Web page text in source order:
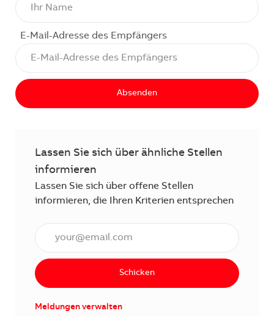
E-Mail-Adresse des Empfängers
Absenden
Lassen Sie sich über ähnliche Stellen
informieren
Lassen Sie sich über offene Stellen
informieren, die Ihren Kriterien entsprechen
Schicken
Meldungen verwalten